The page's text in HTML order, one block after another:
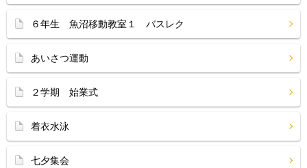
６年生 魚沼移動教室１ バスレク
あいさつ運動
２学期 始業式
着衣水泳
七夕集会